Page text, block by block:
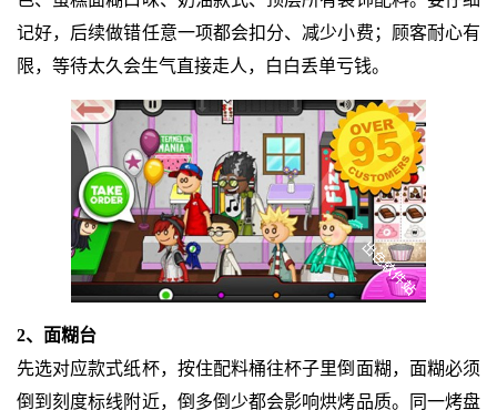
记好，后续做错任意一项都会扣分、减少小费；顾客耐心有
限，等待太久会生气直接走人，白白丢单亏钱。
2、面糊台
先选对应款式纸杯，按住配料桶往杯子里倒面糊，面糊必须
倒到刻度标线附近，倒多倒少都会影响烘烤品质。同一烤盘